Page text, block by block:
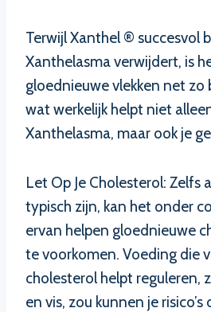
Terwijl Xanthel ® succesvol
Xanthelasma verwijdert, is
gloednieuwe vlekken net zo
wat werkelijk helpt niet
Xanthelasma, maar ook je
Let Op Je Cholesterol: Zelfs
typisch zijn, kan het onder
ervan helpen gloednieuwe
te voorkomen. Voeding die
cholesterol helpt reguleren,
en vis, zou kunnen je